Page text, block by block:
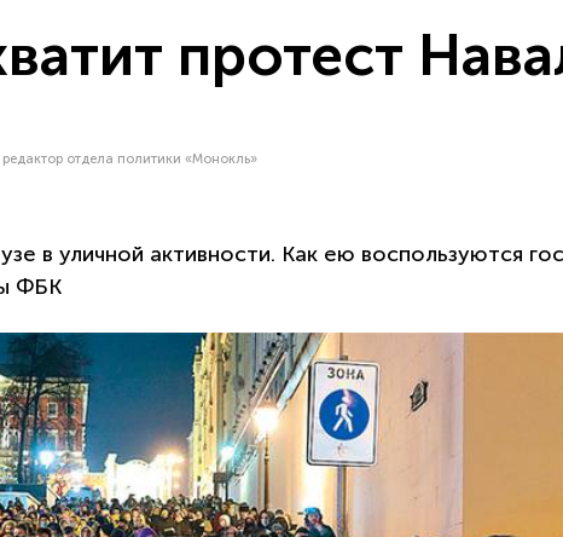
протест
редактор отдела политики «Монокль»
в уличной активности. Как ею воспользуются
ФБК